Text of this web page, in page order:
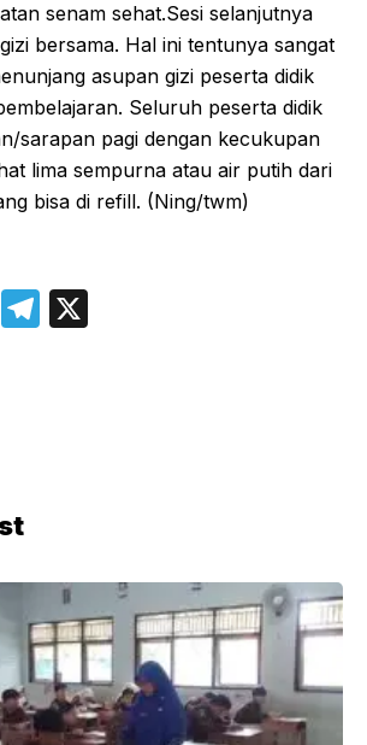
senam sehat.Sesi selanjutnya
bersama. Hal ini tentunya sangat
asupan gizi peserta didik
Seluruh peserta didik
sarapan pagi dengan kecukupan
lima sempurna atau air putih dari
bisa di refill. (Ning/twm)
W T